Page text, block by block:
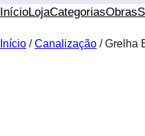
InícioLojaCategoriasObras
Início /Canalização / Grelha